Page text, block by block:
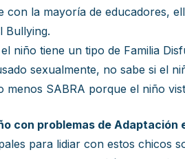
con la mayoría de educadores,
Bullying.
niño tiene un tipo de Familia
sexualmente, no sabe si el
menos SABRA porque el niño
con problemas de Adaptación
para lidiar con estos chicos